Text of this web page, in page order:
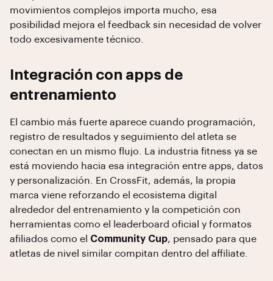
movimientos complejos importa mucho, esa
posibilidad mejora el feedback sin necesidad de volver
todo excesivamente técnico.
Integración con apps de
entrenamiento
El cambio más fuerte aparece cuando programación,
registro de resultados y seguimiento del atleta se
conectan en un mismo flujo. La industria fitness ya se
está moviendo hacia esa integración entre apps, datos
y personalización. En CrossFit, además, la propia
marca viene reforzando el ecosistema digital
alrededor del entrenamiento y la competición con
herramientas como el leaderboard oficial y formatos
afiliados como el Community Cup, pensado para que
atletas de nivel similar compitan dentro del affiliate.